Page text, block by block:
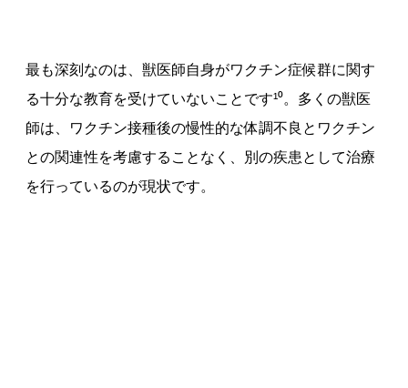
最も深刻なのは、獣医師自身がワクチン症候群に関す
る十分な教育を受けていないことです¹⁰。多くの獣医
師は、ワクチン接種後の慢性的な体調不良とワクチン
との関連性を考慮することなく、別の疾患として治療
を行っているのが現状です。